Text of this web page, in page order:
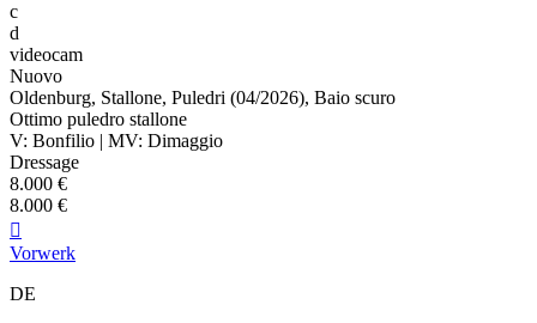
c
d
videocam
Nuovo
Oldenburg, Stallone, Puledri (04/2026), Baio scuro
Ottimo puledro stallone
V: Bonfilio | MV: Dimaggio
Dressage
8.000 €
8.000 €

Vorwerk
DE